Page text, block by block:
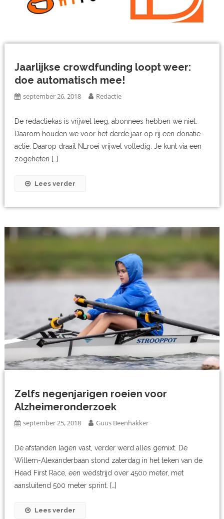
Jaarlijkse crowdfunding loopt weer:
doe automatisch mee!
september 26, 2018 Redactie
De redactiekas is vrijwel leeg, abonnees hebben we niet.
Daarom houden we voor het derde jaar op rij een donatie-
actie. Daarop draait NLroei vrijwel volledig. Je kunt via een
zogeheten […]
Lees verder
Zelfs negenjarigen roeien voor
Alzheimeronderzoek
september 25, 2018 Guus Beenhakker
De afstanden lagen vast, verder werd alles gemixt. De
Willem-Alexanderbaan stond zaterdag in het teken van de
Head First Race, een wedstrijd over 4500 meter, met
aansluitend 500 meter sprint. […]
Lees verder